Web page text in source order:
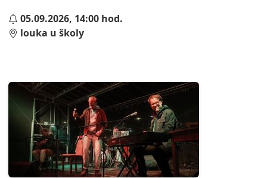
05.09.2026, 14:00 hod.
louka u školy